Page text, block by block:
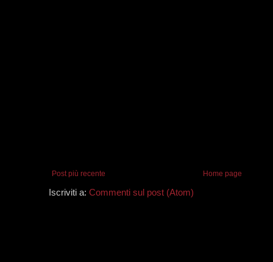
Post più recente Home page
Iscriviti a: Commenti sul post (Atom)